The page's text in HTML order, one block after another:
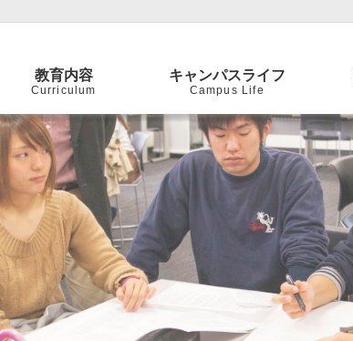
教育内容
Curriculum
キャンパスライフ
Campus Life